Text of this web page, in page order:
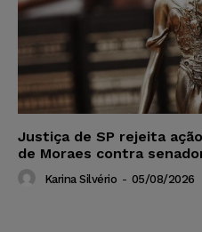
Justiça de SP rejeita
de Moraes contra
Karina Silvério - 05/08/2026